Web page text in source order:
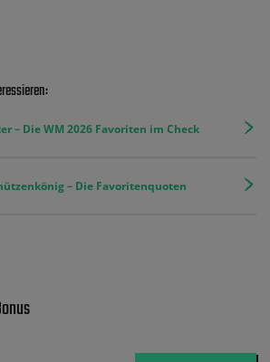
– Die WM 2026 Favoriten im Check
– Die Favoritenquoten